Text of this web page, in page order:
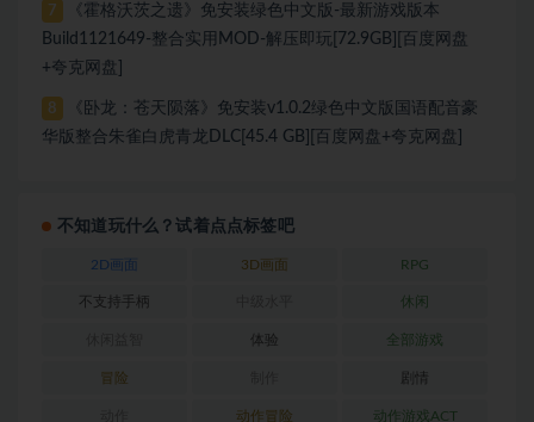
7
《霍格沃茨之遗》免安装绿色中文版-最新游戏版本
Build1121649-整合实用MOD-解压即玩[72.9GB][百度网盘
+夸克网盘]
8
《卧龙：苍天陨落》免安装v1.0.2绿色中文版国语配音豪
华版整合朱雀白虎青龙DLC[45.4 GB][百度网盘+夸克网盘]
不知道玩什么？试着点点标签吧
2D画面 3D画面 RPG
不支持手柄 休闲
体验 全部游戏
冒险 剧情
动作冒险 动作游戏ACT